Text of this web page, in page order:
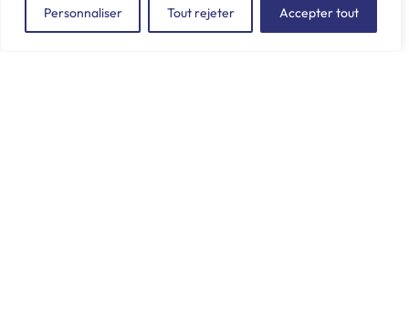
Personnaliser Tout rejeter Accepter tout